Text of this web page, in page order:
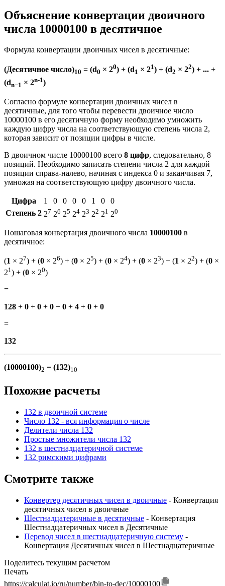
Объяснение конвертации двоичного
числа 10000100 в десятичное
Формула конвертации двоичных чисел в десятичные:
(Десятичное число)10 = (d0 × 20) + (d1 × 21) + (d2 × 22) + ... +
(dn−1 × 2n-1)
Согласно формуле конвертации двоичных чисел в
десятичные, для того чтобы перевести двоичное число
10000100 в его десятичную форму необходимо умножить
каждую цифру числа на соответствующую степень числа 2,
которая зависит от позиции цифры в числе.
В двоичном числе 10000100 всего 8 цифр, следовательно, 8
позиций. Необходимо записать степени числа 2 для каждой
позиции справа-налево, начиная с индекса 0 и заканчивая 7,
умножая на соответствующую цифру двоичного числа.
Цифра 1 0 0 0 0 1 0
0
Степень 2 27 26 25 24 23 22 21 20
Пошаговая конвертация двоичного числа 10000100 в
десятичное:
(1 × 27) + (0 × 26) + (0 × 25) + (0 × 24) + (0 × 23) + (1 × 22) + (0 ×
21 ) + (0 × 20)
=
128 + 0 + 0 + 0 + 0 + 4 + 0 + 0
=
132
(10000100)2 = (132)10
Похожие расчеты
132 в двоичной системе
Число 132 - вся информация о числе
Делители числа 132
Простые множители числа 132
132 в шестнадцатеричной системе
132 римскими цифрами
Смотрите также
Конвертер десятичных чисел в двоичные - Конвертация
десятичных чисел в двоичные
Шестнадцатеричные в десятичные - Конвертация
Шестнадцатеричных чисел в Десятичные
Перевод чисел в шестнадцатеричную систему -
Конвертация Десятичных чисел в Шестнадцатеричные
Поделитесь текущим расчетом
Печать
https://calculat.io/ru/number/bin-to-dec/10000100